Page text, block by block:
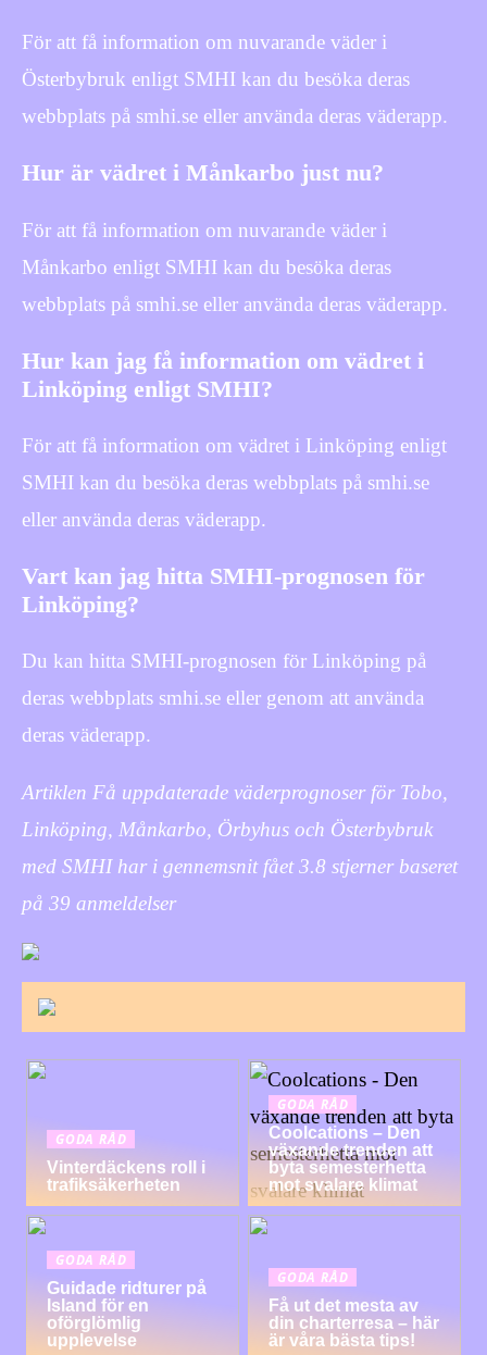
För att få information om nuvarande väder i
Österbybruk enligt SMHI kan du besöka deras
webbplats på smhi.se eller använda deras väderapp.
Hur är vädret i Månkarbo just nu?
För att få information om nuvarande väder i
Månkarbo enligt SMHI kan du besöka deras
webbplats på smhi.se eller använda deras väderapp.
Hur kan jag få information om vädret i
Linköping enligt SMHI?
För att få information om vädret i Linköping enligt
SMHI kan du besöka deras webbplats på smhi.se
eller använda deras väderapp.
Vart kan jag hitta SMHI-prognosen för
Linköping?
Du kan hitta SMHI-prognosen för Linköping på
deras webbplats smhi.se eller genom att använda
deras väderapp.
Artiklen Få uppdaterade väderprognoser för Tobo,
Linköping, Månkarbo, Örbyhus och Österbybruk
med SMHI har i gennemsnit fået3.8 stjerner baseret
på 39 anmeldelser
GODA RÅD
Vinterdäckens roll i
trafiksäkerheten
GODA RÅD
Coolcations – Den
växande trenden att
byta semesterhetta
mot svalare klimat
GODA RÅD
Guidade ridturer på
Island för en
oförglömlig
upplevelse
GODA RÅD
Få ut det mesta av
din charterresa – här
är våra bästa tips!